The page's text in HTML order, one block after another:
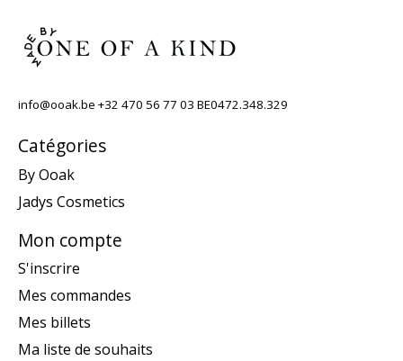
info@ooak.be +32 470 56 77 03 BE0472.348.329
Catégories
By Ooak
Jadys Cosmetics
Mon compte
S'inscrire
Mes commandes
Mes billets
Ma liste de souhaits